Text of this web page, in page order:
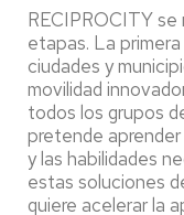
RECIPROCITY
etapas. La
ciudades y
movilidad
todos los grupos
pretende
y las habilidades
estas soluciones
quiere acelerar la